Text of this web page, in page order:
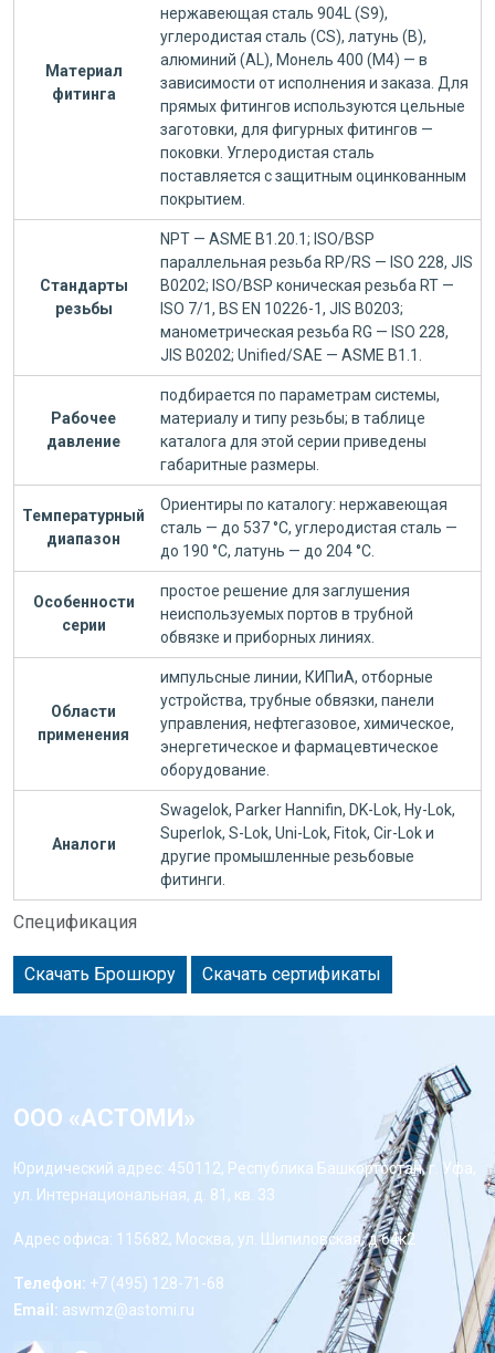
Спецификация
Материал
фитинга
нержавеющая сталь 904L (S9),
углеродистая сталь (CS), латунь (B),
алюминий (AL), Монель 400 (M4) — в
зависимости от исполнения и заказа. Для
прямых фитингов используются цельные
заготовки, для фигурных фитингов —
поковки. Углеродистая сталь
поставляется с защитным оцинкованным
покрытием.
Стандарты
резьбы
NPT — ASME B1.20.1; ISO/BSP
параллельная резьба RP/RS — ISO 228, JIS
B0202; ISO/BSP коническая резьба RT —
ISO 7/1, BS EN 10226-1, JIS B0203;
манометрическая резьба RG — ISO 228,
JIS B0202; Unified/SAE — ASME B1.1.
Рабочее
давление
подбирается по параметрам системы,
материалу и типу резьбы; в таблице
каталога для этой серии приведены
габаритные размеры.
Температурный
диапазон
Ориентиры по каталогу: нержавеющая
сталь — до 537 °C, углеродистая сталь —
до 190 °C, латунь — до 204 °C.
Особенности
серии
простое решение для заглушения
неиспользуемых портов в трубной
обвязке и приборных линиях.
Области
применения
импульсные линии, КИПиА, отборные
устройства, трубные обвязки, панели
управления, нефтегазовое, химическое,
энергетическое и фармацевтическое
оборудование.
Аналоги
Swagelok, Parker Hannifin, DK-Lok, Hy-Lok,
Superlok, S-Lok, Uni-Lok, Fitok, Cir-Lok и
другие промышленные резьбовые
фитинги.
Скачать Брошюру Скачать сертификаты
ООО «АСТОМИ»
Юридический адрес: 450112, Республика Башкортостан, г. Уфа,
ул. Интернациональная, д. 81, кв. 33
Адрес офиса: 115682, Москва, ул. Шипиловская, д 64к2
Телефон: +7 (495) 128-71-68
Email: aswmz@astomi.ru